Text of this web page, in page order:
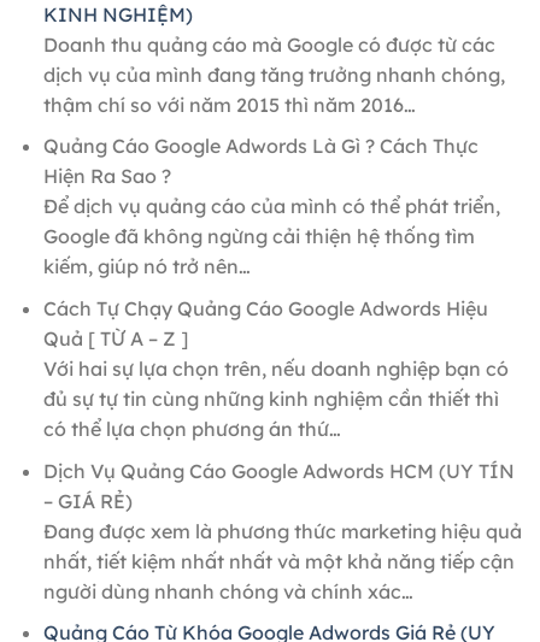
KINH NGHIỆM)
Doanh thu quảng cáo mà Google có được từ các
dịch vụ của mình đang tăng trưởng nhanh chóng,
thậm chí so với năm 2015 thì năm 2016…
Quảng Cáo Google Adwords Là Gì ? Cách Thực
Hiện Ra Sao ?
Để dịch vụ quảng cáo của mình có thể phát triển,
Google đã không ngừng cải thiện hệ thống tìm
kiếm, giúp nó trở nên…
Cách Tự Chạy Quảng Cáo Google Adwords Hiệu
Quả [ TỪ A – Z ]
Với hai sự lựa chọn trên, nếu doanh nghiệp bạn có
đủ sự tự tin cùng những kinh nghiệm cần thiết thì
có thể lựa chọn phương án thứ…
Dịch Vụ Quảng Cáo Google Adwords HCM (UY TÍN
– GIÁ RẺ)
Đang được xem là phương thức marketing hiệu quả
nhất, tiết kiệm nhất nhất và một khả năng tiếp cận
người dùng nhanh chóng và chính xác…
Quảng Cáo Từ Khóa Google Adwords Giá Rẻ (UY